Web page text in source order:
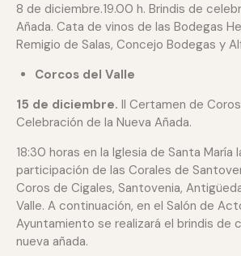
8 de diciembre.19.00 h. Brindis de
Añada. Cata de vinos de las Bodegas
Remigio de Salas, Concejo Bodegas y
Corcos del Valle
15 de diciembre. II Certamen de
Celebración de la Nueva Añada.
18:30 horas en la Iglesia de Santa María
participación de las Corales de
Coros de Cigales, Santovenia,
Valle. A continuación, en el Salón de
Ayuntamiento se realizará el brindis de
nueva añada.